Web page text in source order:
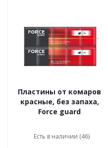
Пластины от комаров
красные, без запаха,
Force guard
Есть в наличии (46)